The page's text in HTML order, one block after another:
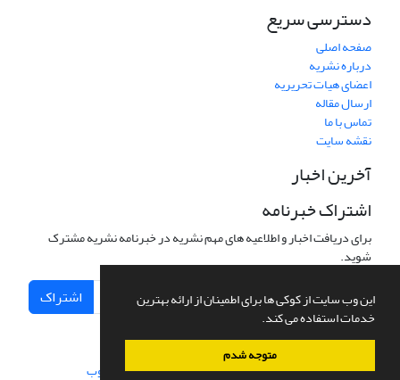
این وب سایت از کوکی ها برای اطمینان از ارائه بهترین
خدمات استفاده می کند.
متوجه شدم
دسترسی سریع
صفحه اصلی
درباره نشریه
اعضای هیات تحریریه
ارسال مقاله
تماس با ما
نقشه سایت
آخرین اخبار
اشتراک خبرنامه
برای دریافت اخبار و اطلاعیه های مهم نشریه در خبرنامه نشریه مشترک
شوید.
اشتراک
سامانه مدیریت نشریات علمی.طراحی و پیاده سازی از سیناوب